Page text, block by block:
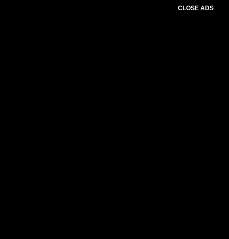
CLOSE ADS